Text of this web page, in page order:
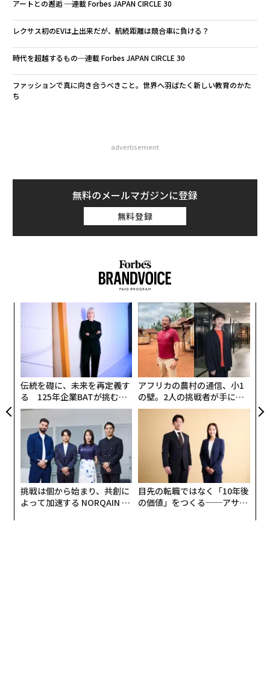
アートとの邂逅 ─連載 Forbes JAPAN CIRCLE 30
レクサス初のEVは上出来だが、航続距離は競合車に負ける？
時代を超越するもの─連載 Forbes JAPAN CIRCLE 30
ファッションで真に向き合うべきこと。世界へ羽ばたく新しい教育のかた
ち
advertisement
無料のメールマガジンに登録
無料登録
伝統を礎に、未来を再定義す
る 125年企業BATが挑むス
モークレスな未来
アフリカの農村の通信、小1
の壁。2人の挑戦者が手にし
た「次なる武器」
挑戦は個から始まり、共創に
よって加速する NORQAIN JA
目先の転職ではなく「10年後
の価値」をつくる──アサイ